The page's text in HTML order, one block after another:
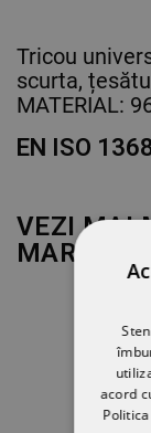
Tricou
scurta,
MATERIAL:
EN ISO
VEZI MAI
MARCA
acord